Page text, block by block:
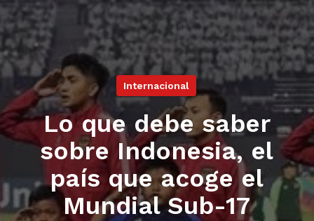
Internacional
Lo que debe saber
sobre Indonesia, el
país que acoge el
Mundial Sub-17